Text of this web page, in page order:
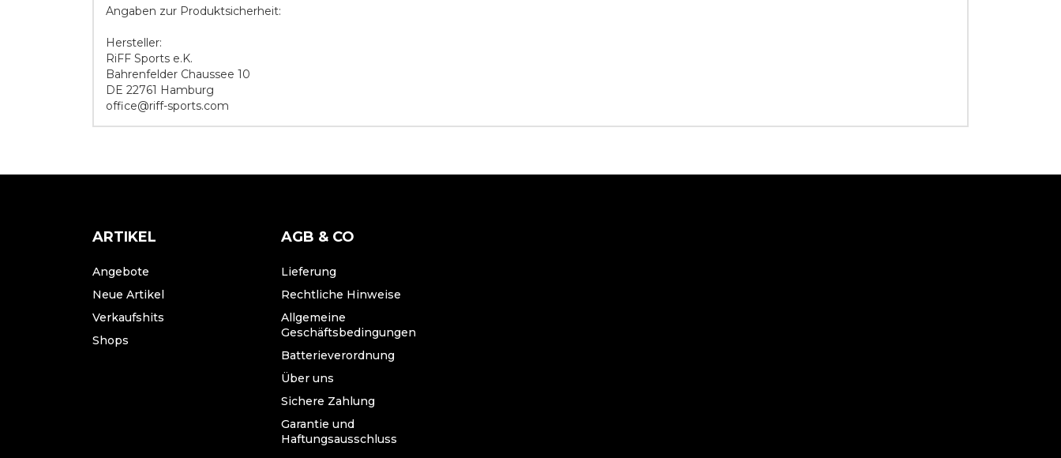
Angaben zur Produktsicherheit:
Hersteller:
RiFF Sports e.K.
Bahrenfelder Chaussee 10
DE 22761 Hamburg
office@riff-sports.com
ARTIKEL
Angebote
Neue Artikel
Verkaufshits
Shops
AGB & CO
Lieferung
Rechtliche Hinweise
Allgemeine
Geschäftsbedingungen
Batterieverordnung
Über uns
Sichere Zahlung
Garantie und
Haftungsausschluss